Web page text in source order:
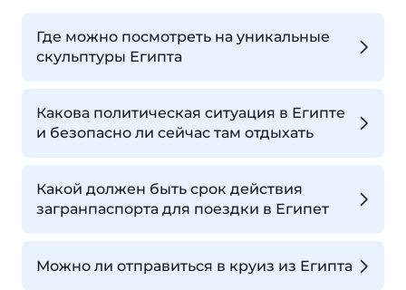
Где можно посмотреть на уникальные
скульптуры Египта
Какова политическая ситуация в Египте
и безопасно ли сейчас там отдыхать
Какой должен быть срок действия
загранпаспорта для поездки в Египет
Можно ли отправиться в круиз из Египта